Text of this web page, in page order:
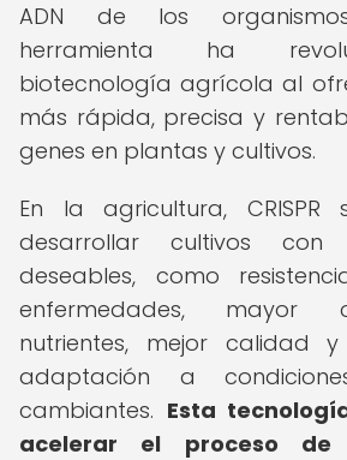
ADN de los
herramienta ha
biotecnología agrícola al
más rápida, precisa y
genes en plantas y cultivos.
En la agricultura,
desarrollar cultivos con
deseables, como
enfermedades, mayor
nutrientes, mejor calidad
adaptación a
cambiantes. Esta
acelerar el proceso de